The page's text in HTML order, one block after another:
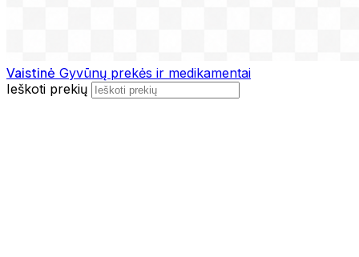
Vaistinė Gyvūnų prekės ir medikamentai
Ieškoti prekių